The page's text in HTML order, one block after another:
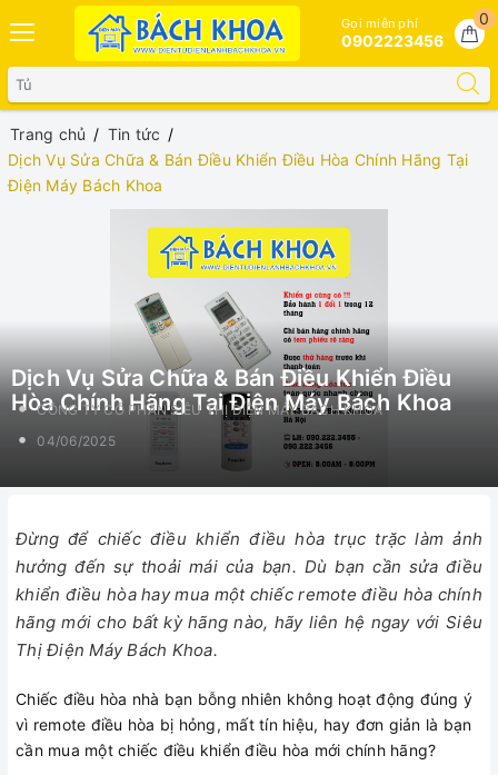
0
Gọi miễn phí
0902223456
Trang chủ
Tin tức
Dịch Vụ Sửa Chữa & Bán Điều Khiển Điều Hòa Chính Hãng Tại
Điện Máy Bách Khoa
Dịch Vụ Sửa Chữa & Bán Điều Khiển Điều
Hòa Chính Hãng Tại Điện Máy Bách Khoa
CÔNG TY CỔ PHẦN SIÊU THỊ ĐIỆN MÁY BÁCH KHOA
04/06/2025
Đừng để chiếc điều khiển điều hòa trục trặc làm ảnh
hưởng đến sự thoải mái của bạn. Dù bạn cần sửa điều
khiển điều hòa hay mua một chiếc remote điều hòa chính
hãng mới cho bất kỳ hãng nào, hãy liên hệ ngay với Siêu
Thị Điện Máy Bách Khoa.
Chiếc điều hòa nhà bạn bỗng nhiên không hoạt động đúng ý
vì remote điều hòa bị hỏng, mất tín hiệu, hay đơn giản là bạn
cần mua một chiếc điều khiển điều hòa mới chính hãng?